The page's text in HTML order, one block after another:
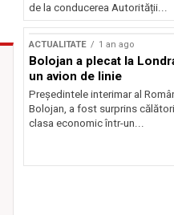
de la conducerea Autorității...
ACTUALITATE 1 an ago
Bolojan a plecat la
un avion de linie
Președintele interimar al
Bolojan, a fost surprins
clasa economic într-un...